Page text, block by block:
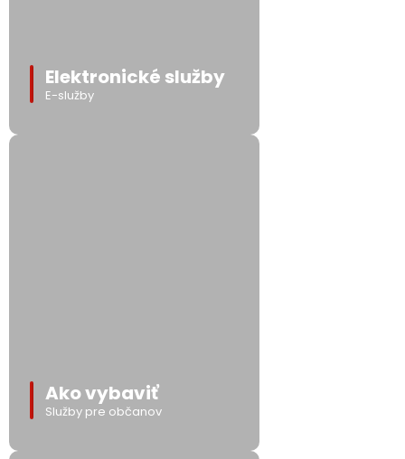
Elektronické služby
E-služby
Ako vybaviť
Služby pre občanov